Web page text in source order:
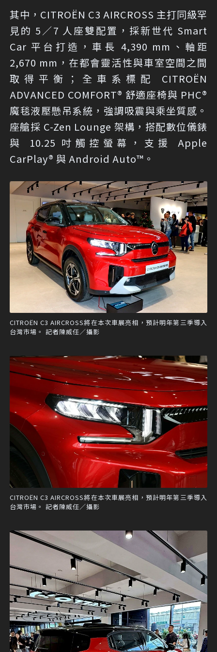
其中，CITROËN C3 AIRCROSS 主打同級罕
見的 5／7 人座雙配置，採新世代 Smart
Car 平台打造，車長 4,390 mm、軸距
2,670 mm，在都會靈活性與車室空間之間
取得平衡；全車系標配 CITROËN
ADVANCED COMFORT® 舒適座椅與 PHC®
魔毯液壓懸吊系統，強調吸震與乘坐質感。
座艙採 C-Zen Lounge 架構，搭配數位儀錶
與 10.25 吋觸控螢幕，支援 Apple
CarPlay® 與 Android Auto™。
CITROËN C3 AIRCROSS將在本次車展亮相，預計明年第三季導入
台灣市場。 記者陳威任／攝影
CITROËN C3 AIRCROSS將在本次車展亮相，預計明年第三季導入
台灣市場。 記者陳威任／攝影